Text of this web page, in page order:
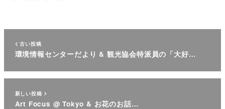
古い投稿
環境情報センターだより & 観光協会特派員の「大好…
新しい投稿
Art Focus @ Tokyo & お花のお話…